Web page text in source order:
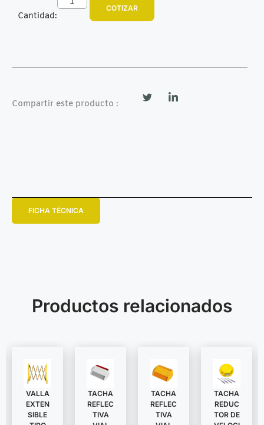
Cantidad:
COTIZAR
Compartir este producto :
FICHA TÉCNICA
Productos relacionados
VALLA
EXTEN
SIBLE
TACHA
REFLEC
TIVA
TACHA
REFLEC
TIVA
TACHA
REDUC
TOR DE